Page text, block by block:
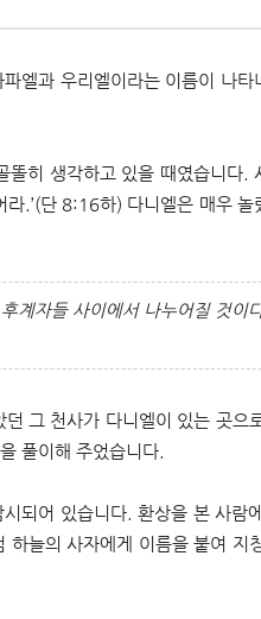
엘과 우리엘이라는 이름이 나타
히 생각하고 있을 때였습니다.
.’(단 8:16하) 다니엘은 매우 놀
계자들 사이에서 나누어질 것이
그 천사가 다니엘이 있는 곳으
풀이해 주었습니다.
되어 있습니다. 환상을 본 사람
늘의 사자에게 이름을 붙여 지